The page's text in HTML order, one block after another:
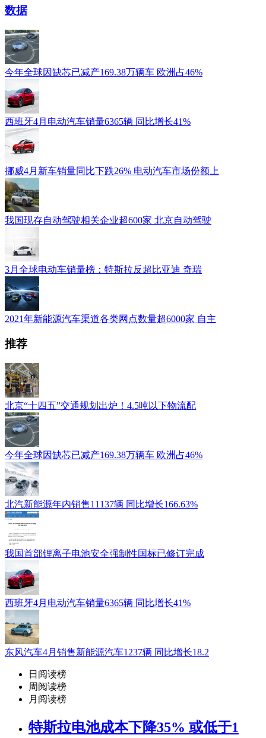
数据
今年全球因缺芯已减产169.38万辆车 欧洲占46%
西班牙4月电动汽车销量6365辆 同比增长41%
挪威4月新车销量同比下跌26% 电动汽车市场份额上
我国现存自动驾驶相关企业超600家 北京自动驾驶
3月全球电动车销量榜：特斯拉反超比亚迪 奇瑞
2021年新能源汽车渠道各类网点数量超6000家 自主
推荐
北京“十四五”交通规划出炉！4.5吨以下物流配
今年全球因缺芯已减产169.38万辆车 欧洲占46%
北汽新能源年内销售11137辆 同比增长166.63%
我国首部锂离子电池安全强制性国标已修订完成
西班牙4月电动汽车销量6365辆 同比增长41%
东风汽车4月销售新能源汽车1237辆 同比增长18.2
日阅读榜
周阅读榜
月阅读榜
特斯拉电池成本下降35% 或低于1